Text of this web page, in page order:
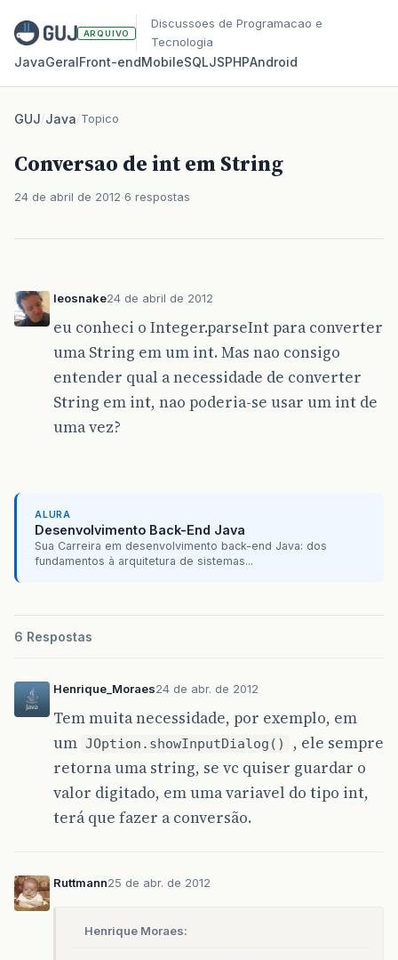
ARQUIVO
Discussoes de Programacao e
Tecnologia
JavaGeralFront‑endMobileSQLJSPHPAndroid
GUJ/Java/Topico
Conversao de int em String
24 de abril de 2012 6 respostas
leosnake24 de abril de 2012
eu conheci o Integer.parseInt para converter
uma String em um int. Mas nao consigo
entender qual a necessidade de converter
String em int, nao poderia-se usar um int de
uma vez?
ALURA
Desenvolvimento Back-End Java
Sua Carreira em desenvolvimento back-end Java: dos
fundamentos à arquitetura de sistemas...
6 Respostas
Henrique_Moraes24 de abr. de 2012
Tem muita necessidade, por exemplo, em
um JOption.showInputDialog()
, ele sempre
retorna uma string, se vc quiser guardar o
valor digitado, em uma variavel do tipo int,
terá que fazer a conversão.
Ruttmann25 de abr. de 2012
Henrique Moraes: